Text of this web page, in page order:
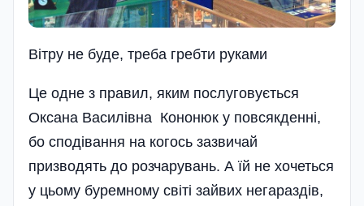
Вітру не буде, треба гребти руками
Це одне з правил, яким послуговується
Оксана Василівна Кононюк у повсякденні,
бо сподівання на когось зазвичай
призводять до розчарувань. А їй не хочеться
у цьому буремному світі зайвих негараздів,